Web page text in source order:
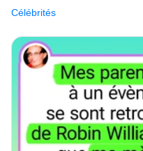
Célébrités
leurs aventures. Certains
cinématographique de cette
collègues dans l’univers
avaient déjà eu la chance
écran et de partager des